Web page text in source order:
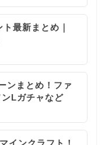
最新まとめ｜
ンまとめ！ファ
Lガチャなど
インクラフト！